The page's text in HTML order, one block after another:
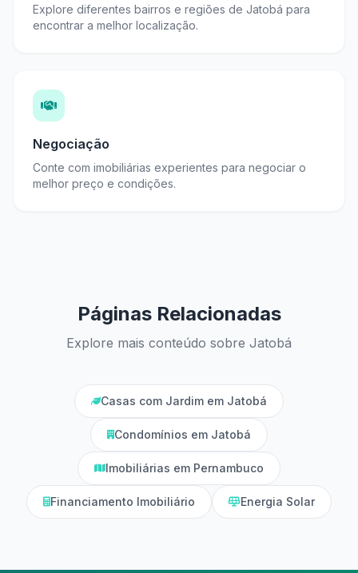
Explore diferentes bairros e regiões de Jatobá para
encontrar a melhor localização.
Negociação
Conte com imobiliárias experientes para negociar o
melhor preço e condições.
Páginas Relacionadas
Explore mais conteúdo sobre Jatobá
Casas com Jardim em Jatobá
Condomínios em Jatobá
Imobiliárias em Pernambuco
Financiamento Imobiliário Energia Solar